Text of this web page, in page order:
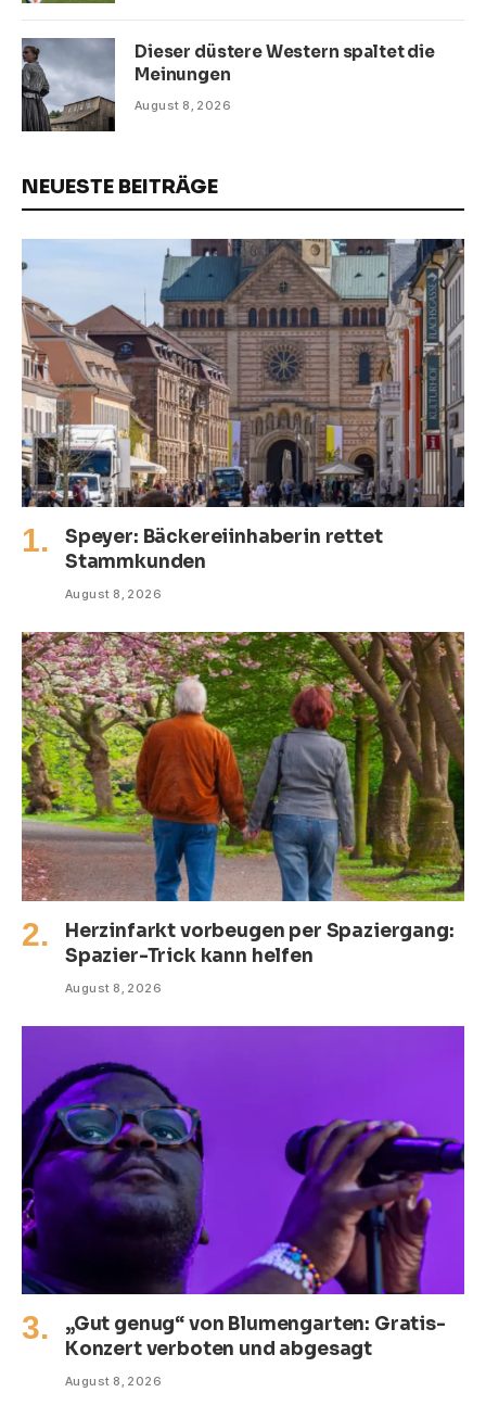
Dieser düstere Western spaltet die
Meinungen
August 8, 2026
NEUESTE BEITRÄGE
Speyer: Bäckereiinhaberin rettet
Stammkunden
August 8, 2026
Herzinfarkt vorbeugen per Spaziergang:
Spazier-Trick kann helfen
August 8, 2026
„Gut genug“ von Blumengarten: Gratis-
Konzert verboten und abgesagt
August 8, 2026